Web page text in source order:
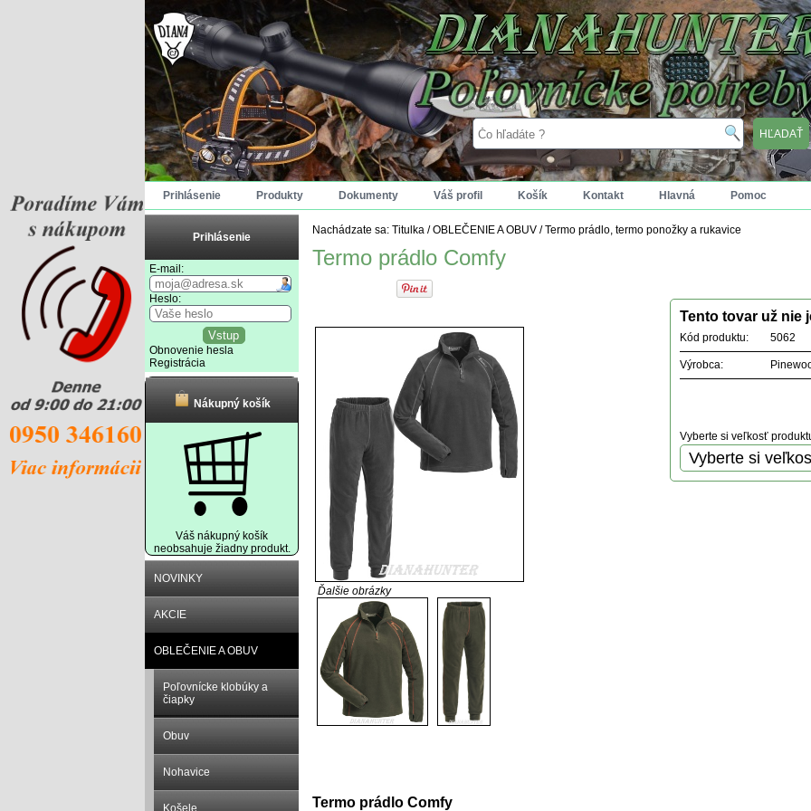
Prihlásenie Produkty Dokumenty Váš profil Košík Kontakt Hlavná Pomoc
Prihlásenie
E-mail:
Heslo:
Obnovenie hesla
Registrácia
Nákupný košík
Váš nákupný košík
neobsahuje žiadny produkt.
NOVINKY
AKCIE
OBLEČENIE A OBUV
Poľovnícke klobúky a
čiapky
Obuv
Nohavice
Košele
Nachádzate sa: Titulka /OBLEČENIE A OBUV /Termo prádlo, termo ponožky a rukavice
Termo prádlo Comfy
Tento tovar už nie
Kód produktu: 5062
Výrobca:
Vyberte si veľkosť
Ďalšie obrázky
Termo prádlo Comfy